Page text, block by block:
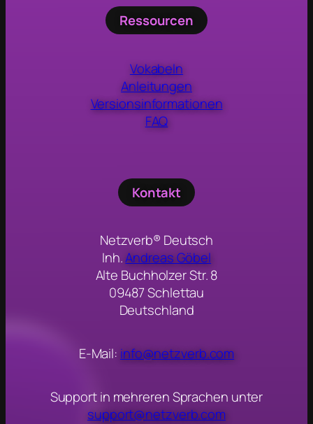
Ressourcen
Vokabeln
Anleitungen
Versionsinformationen
FAQ
Kontakt
Netzverb® Deutsch
Inh.Andreas Göbel
Alte Buchholzer Str. 8
09487 Schlettau
Deutschland
E-Mail: info@netzverb.com
Support in mehreren Sprachen unter
support@netzverb.com